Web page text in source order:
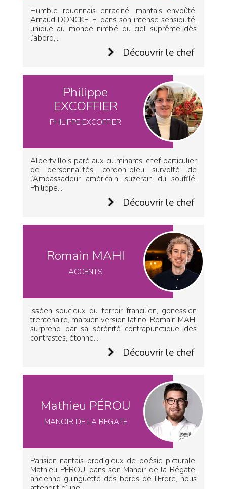
Humble rouennais enraciné, mantais envoûté,
Arnaud DONCKELE, dans son intense sensibilité,
unique au monde nimbé du ciel suprême dès
l’abord,...
Découvrir le chef
Philippe
EXCOFFIER
PHILIPPE EXCOFFIER
Albertvillois paré aux culminants, chef particulier
de personnalités, cordon-bleu survolté de
l’Ambassadeur américain, suzerain du soufflé,
Philippe...
Découvrir le chef
Romain MAHI
ACCENTS
Isséen soucieux du terroir francilien, gonessien
trentenaire, marxien version latino, Romain MAHI
surprend par sa sérénité contrapunctique des
contrastes, étonne...
Découvrir le chef
Mathieu PÉROU
MANOIR DE LA REGATE
Parisien nantais prodigieux de poésie picturale,
Mathieu PÉROU, dans son Manoir de la Régate,
ancienne guinguette des bords de l’Erdre, nous